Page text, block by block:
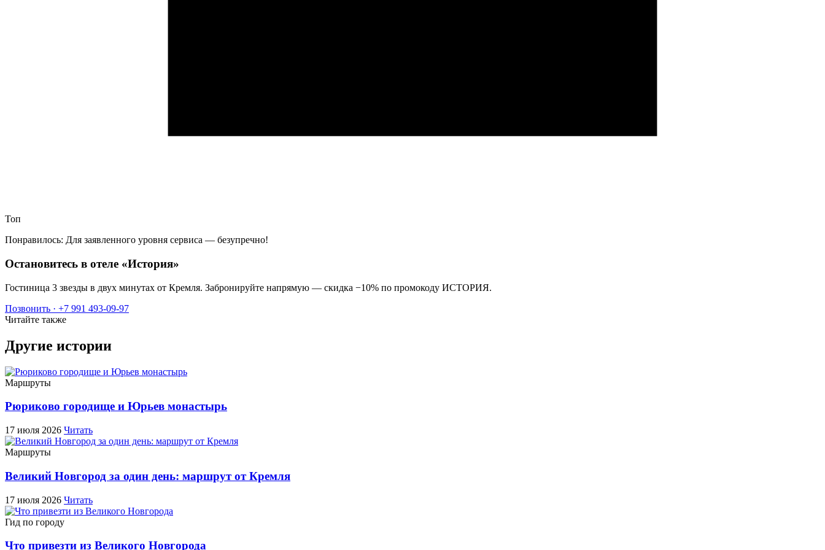
Топ
Понравилось: Для заявленного уровня сервиса — безупречно!
Остановитесь в отеле «История»
Гостиница 3 звезды в двух минутах от Кремля. Забронируйте напрямую — скидка −10% по промокоду ИСТОРИЯ.
Позвонить · +7 991 493-09-97
Читайте также
Другие истории
Маршруты
Рюриково городище и Юрьев монастырь
17 июля 2026 Читать
Маршруты
Великий Новгород за один день: маршрут от Кремля
17 июля 2026 Читать
Гид по городу
Что привезти из Великого Новгорода